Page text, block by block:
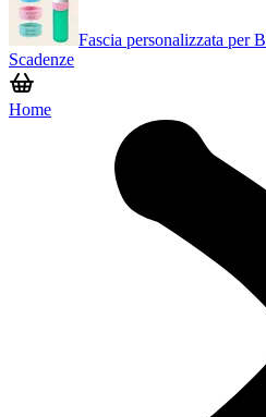
Fascia personalizzata per
Scadenze
Home